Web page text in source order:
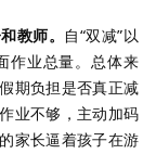
教师。 自“双减”以
作业总量。总体来
期负担是否真正减
业不够，主动加码
家长逼着孩子在游